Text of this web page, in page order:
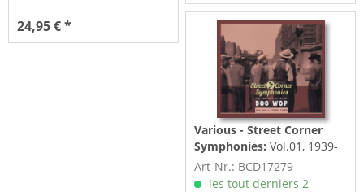
24,95 € *
Various - Street Corner
Symphonies: Vol.01, 1939-
1949 The Complete Story Of
Doo Wop
Art-Nr.: BCD17279
les tout derniers 2